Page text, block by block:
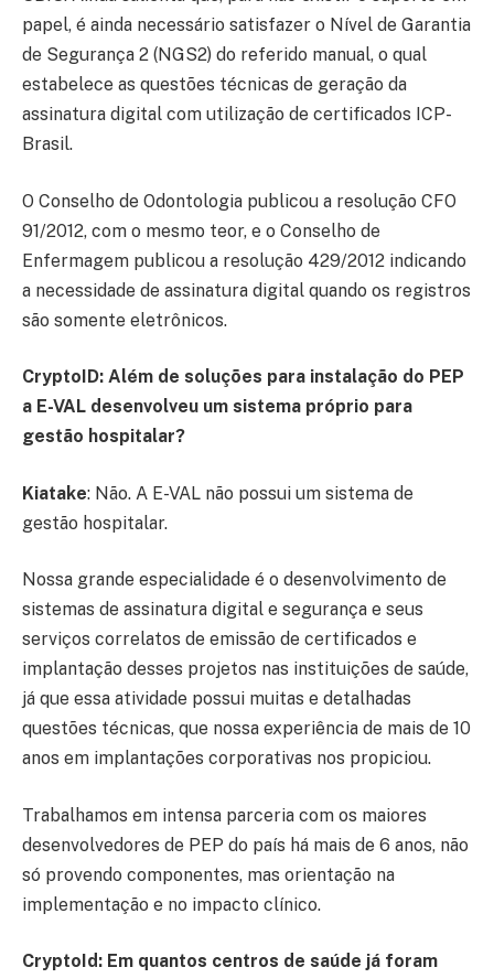
papel, é ainda necessário satisfazer o Nível de Garantia
de Segurança 2 (NGS2) do referido manual, o qual
estabelece as questões técnicas de geração da
assinatura digital com utilização de certificados ICP-
Brasil.
O Conselho de Odontologia publicou a resolução CFO
91/2012, com o mesmo teor, e o Conselho de
Enfermagem publicou a resolução 429/2012 indicando
a necessidade de assinatura digital quando os registros
são somente eletrônicos.
CryptoID: Além de soluções para instalação do PEP
a E-VAL desenvolveu um sistema próprio para
gestão hospitalar?
Kiatake: Não. A E-VAL não possui um sistema de
gestão hospitalar.
Nossa grande especialidade é o desenvolvimento de
sistemas de assinatura digital e segurança e seus
serviços correlatos de emissão de certificados e
implantação desses projetos nas instituições de saúde,
já que essa atividade possui muitas e detalhadas
questões técnicas, que nossa experiência de mais de 10
anos em implantações corporativas nos propiciou.
Trabalhamos em intensa parceria com os maiores
desenvolvedores de PEP do país há mais de 6 anos, não
só provendo componentes, mas orientação na
implementação e no impacto clínico.
CryptoId: Em quantos centros de saúde já foram